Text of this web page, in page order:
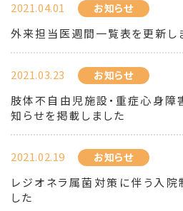
2021.04.01 お知らせ
外来担当医週間一覧表を更新し
2021.03.23 お知らせ
肢体不自由児施設・重症心身
知らせを掲載しました
2021.02.19 お知らせ
レジオネラ属菌対策に伴う入
した